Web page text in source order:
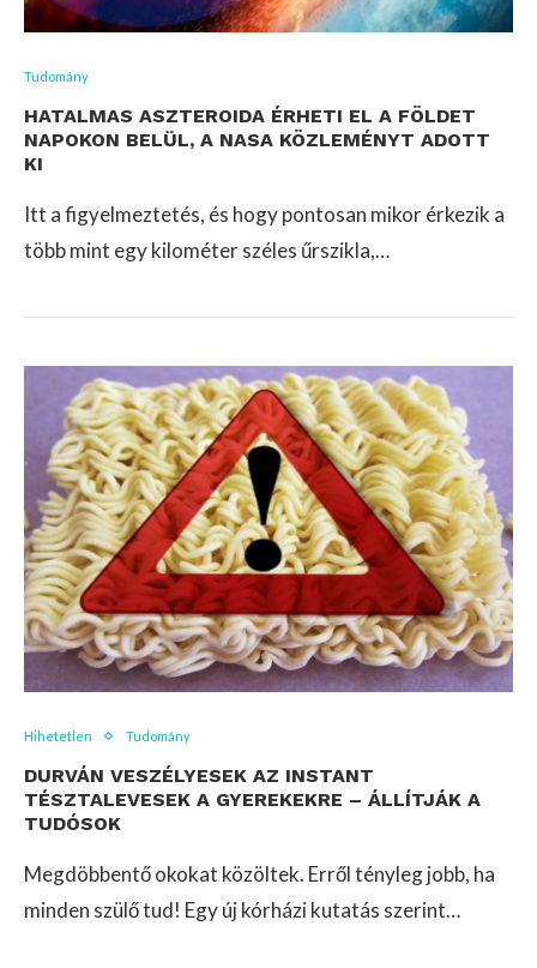
Tudomány
HATALMAS ASZTEROIDA ÉRHETI EL A FÖLDET
NAPOKON BELÜL, A NASA KÖZLEMÉNYT ADOTT
KI
Itt a figyelmeztetés, és hogy pontosan mikor érkezik a
több mint egy kilométer széles űrszikla,…
Hihetetlen Tudomány
DURVÁN VESZÉLYESEK AZ INSTANT
TÉSZTALEVESEK A GYEREKEKRE – ÁLLÍTJÁK A
TUDÓSOK
Megdöbbentő okokat közöltek. Erről tényleg jobb, ha
minden szülő tud! Egy új kórházi kutatás szerint…